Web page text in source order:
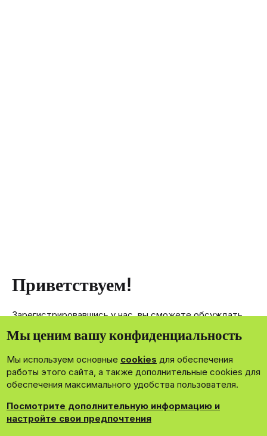
Приветствуем!
Зарегистрировавшись у нас, вы сможете обсуждать,
членам нашего сообщества.
Зарегистрироваться сейчас!
Мы ценим вашу конфиденциальность
Мы используем основные cookies для обеспечения
работы этого сайта, а также дополнительные cookies для
обеспечения максимального удобства пользователя.
Посмотрите дополнительную информацию и
настройте свои предпочтения